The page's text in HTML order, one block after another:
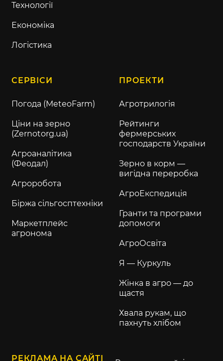
Технології
Економіка
Логістика
СЕРВІСИ
Погода (MeteoFarm)
Ціни на зерно
(Zernotorg.ua)
Агроаналітика
(Феодал)
Агроробота
Біржа сільгосптехніки
Маркетплейс
агронома
ПРОЕКТИ
Агротрилогія
Рейтинги
фермерських
господарств України
Зерно в корм —
вигідна переробка
АгроЕкспедиція
Гранти та програми
допомоги
АгроОсвіта
Я — Куркуль
Жінка в агро — до
щастя
Хвала рукам, що
пахнуть хлібом
РЕКЛАМА НА САЙТІ